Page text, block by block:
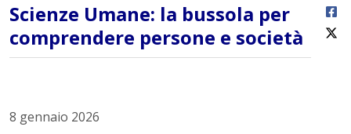
Scienze Umane: la bussola per
comprendere persone e società
8 gennaio 2026